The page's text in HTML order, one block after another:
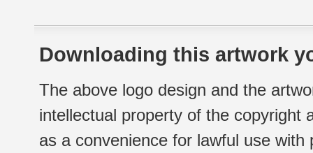
Downloading this artwork
The above logo design and the
intellectual property of the copyright
as a convenience for lawful use